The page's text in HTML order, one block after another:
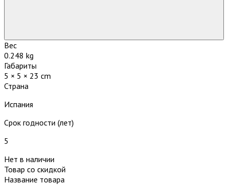
Вес
0.248 kg
Габариты
5 × 5 × 23 cm
Страна
Испания
Срок годности (лет)
5
Нет в наличии
Товар со скидкой
Название товара